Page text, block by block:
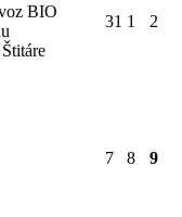
BIO
Štitáre
31 1 2
7 8 9